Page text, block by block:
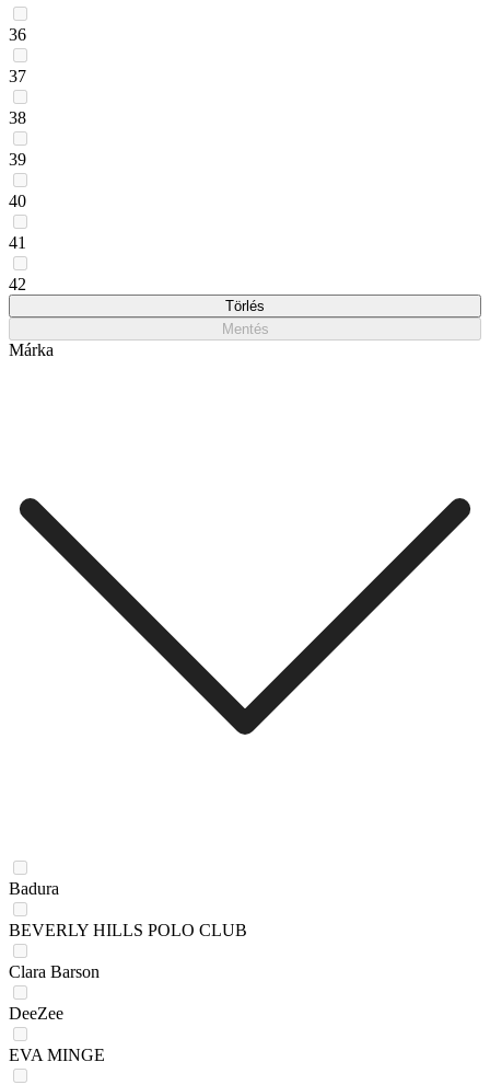
36
37
38
39
40
41
42
Törlés
Mentés
Márka
Badura
BEVERLY HILLS POLO CLUB
Clara Barson
DeeZee
EVA MINGE